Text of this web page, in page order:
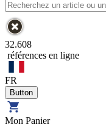
32.608
références en ligne
FR
Mon Panier